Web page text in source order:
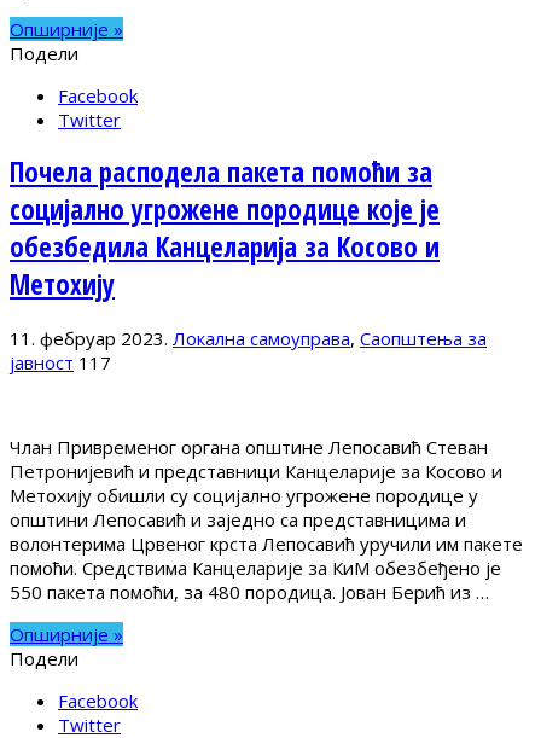
Опширније »
Подели
Facebook
Twitter
Почела расподела пакета помоћи за
социјално угрожене породице које је
обезбедила Канцеларија за Косово и
Метохију
11. фебруар 2023. Локална самоуправа, Саопштења за
јавност 117
Члан Привременог органа општине Лепосавић Стеван
Петронијевић и представници Канцеларије за Косово и
Метохију обишли су социјално угрожене породице у
општини Лепосавић и заједно са представницима и
волонтерима Црвеног крста Лепосавић уручили им пакете
помоћи. Средствима Канцеларије за КиМ обезбеђено је
550 пакета помоћи, за 480 породица. Јован Берић из …
Опширније »
Подели
Facebook
Twitter